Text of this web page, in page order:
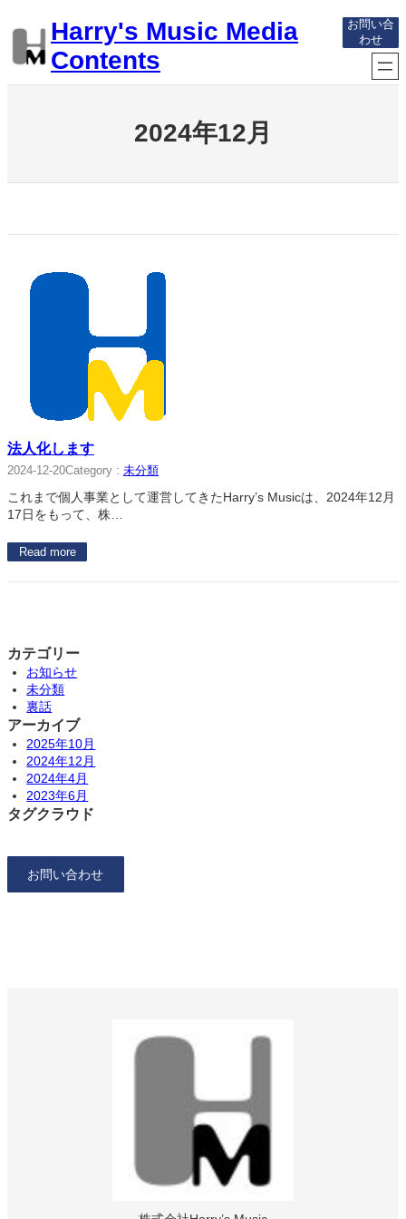
容
ス
キ
Harry's Music Media
Contents
お問い合
わせ
2024年12月
法人化します
2024-12-20Category : 未分類
これまで個人事業として運営してきたHarry’s Musicは、2024年12月
17日をもって、株…
Read more
カテゴリー
お知らせ
未分類
裏話
アーカイブ
2025年10月
2024年12月
2024年4月
2023年6月
タグクラウド
お問い合わせ